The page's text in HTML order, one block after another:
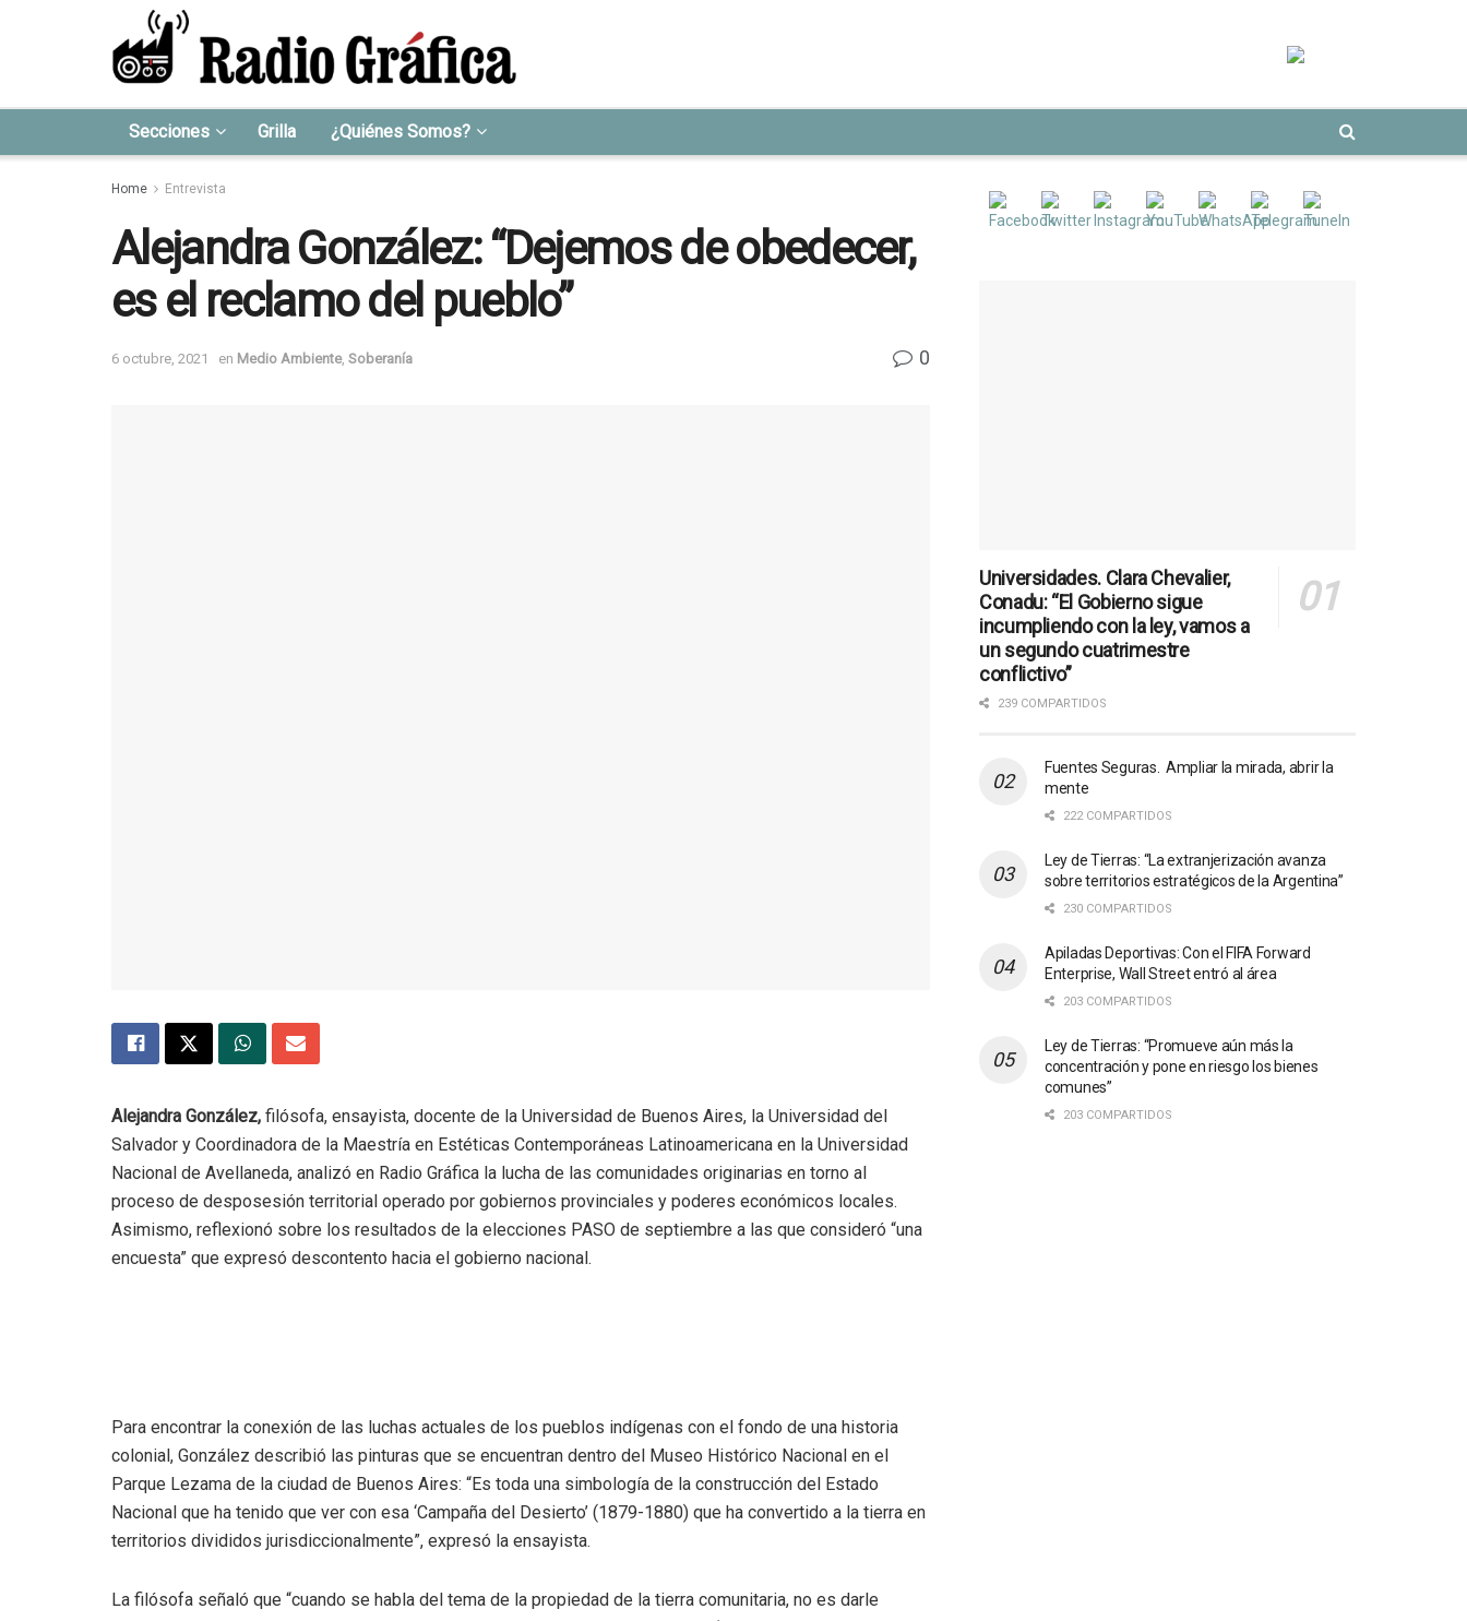
Secciones Grilla ¿Quiénes Somos?
Home Entrevista
Alejandra González: “Dejemos de obedecer,
es el reclamo del pueblo”
6 octubre, 2021 en Medio Ambiente, Soberanía 0
Alejandra González, filósofa, ensayista, docente de la Universidad de Buenos Aires, la Universidad del
Salvador y Coordinadora de la Maestría en Estéticas Contemporáneas Latinoamericana en la Universidad
Nacional de Avellaneda, analizó en Radio Gráfica la lucha de las comunidades originarias en torno al
proceso de desposesión territorial operado por gobiernos provinciales y poderes económicos locales.
Asimismo, reflexionó sobre los resultados de la elecciones PASO de septiembre a las que consideró “una
encuesta” que expresó descontento hacia el gobierno nacional.
Para encontrar la conexión de las luchas actuales de los pueblos indígenas con el fondo de una historia
colonial, González describió las pinturas que se encuentran dentro del Museo Histórico Nacional en el
Parque Lezama de la ciudad de Buenos Aires: “Es toda una simbología de la construcción del Estado
Nacional que ha tenido que ver con esa ‘Campaña del Desierto’ (1879-1880) que ha convertido a la tierra en
territorios divididos jurisdiccionalmente”, expresó la ensayista.
La filósofa señaló que “cuando se habla del tema de la propiedad de la tierra comunitaria, no es darle
Universidades. Clara Chevalier,
Conadu: “El Gobierno sigue
incumpliendo con la ley, vamos a
un segundo cuatrimestre
conflictivo”
239 COMPARTIDOS
Fuentes Seguras. Ampliar la mirada, abrir la
mente
222 COMPARTIDOS
Ley de Tierras: “La extranjerización avanza
sobre territorios estratégicos de la Argentina”
230 COMPARTIDOS
Apiladas Deportivas: Con el FIFA Forward
Enterprise, Wall Street entró al área
203 COMPARTIDOS
Ley de Tierras: “Promueve aún más la
concentración y pone en riesgo los bienes
comunes”
203 COMPARTIDOS